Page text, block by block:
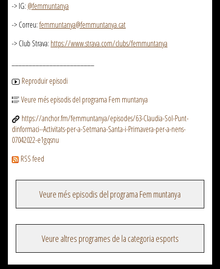
-> IG: @femmuntanya
-> Correu:femmuntanya@femmuntanya.cat
-> Club Strava: https://www.strava.com/clubs/femmuntanya
Reproduir episodi
Veure més episodis del programa Fem muntanya
https://anchor.fm/femmuntanya/episodes/63-Claudia-Sol-Punt-
dinformaci--Activitats-per-a-Setmana-Santa-i-Primavera-per-a-nens-
07042022-e1gqsnu
RSS feed
Veure més episodis del programa Fem muntanya
Veure altres programes de la categoria esports